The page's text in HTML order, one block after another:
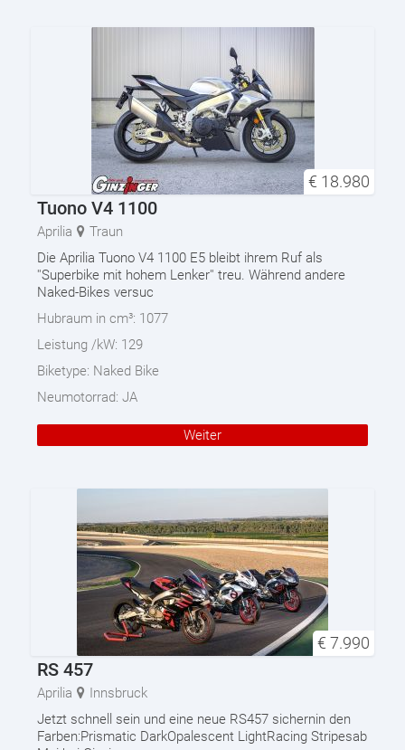
€ 18.980
Tuono V4 1100
Aprilia
Traun
Die Aprilia Tuono V4 1100 E5 bleibt ihrem Ruf als
''Superbike mit hohem Lenker'' treu. Während andere
Naked-Bikes versuc
Hubraum in cm³: 1077
Leistung /kW: 129
Biketype: Naked Bike
Neumotorrad: JA
Weiter
€ 7.990
RS 457
Aprilia
Innsbruck
Jetzt schnell sein und eine neue RS457 sichernin den
Farben:Prismatic DarkOpalescent LightRacing Stripesab